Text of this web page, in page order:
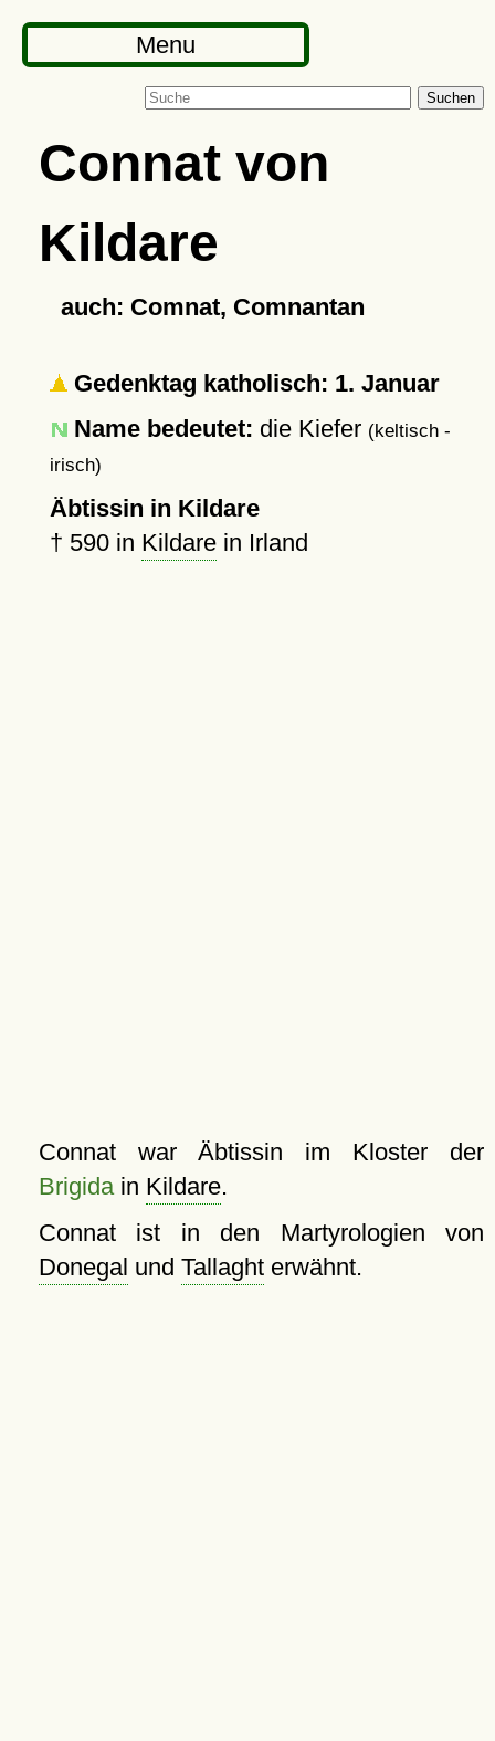
Menu
Suchen
Connat von
Kildare
auch: Comnat, Comnantan
Gedenktag katholisch: 1. Januar
Name bedeutet: die Kiefer (keltisch -
irisch)
Äbtissin in Kildare
† 590in Kildarein Irland
Connat war Äbtissin im Kloster der
Brigidain Kildare.
Connat ist in den Martyrologien von
Donegal und Tallaghterwähnt.